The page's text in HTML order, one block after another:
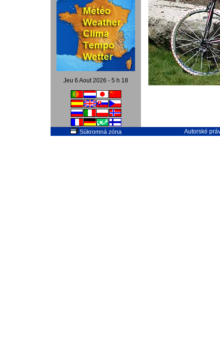
Jeu 6 Aout 2026 - 5 h 18
Súkromná zóna Autorské